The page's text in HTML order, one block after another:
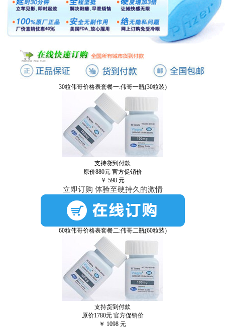
30粒伟哥价格表套餐一:伟哥一瓶(30粒装)
支持货到付款
原价880元 官方促销价
￥ 598 元
立即订购 体验至硬持久的激情
60粒伟哥价格表套餐二:伟哥二瓶(60粒装)
支持货到付款
原价1780元 官方促销价
￥ 1098 元